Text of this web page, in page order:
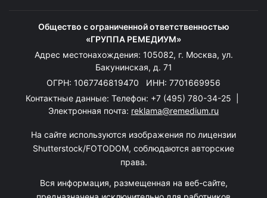
Общество с ограниченной ответственностью
«ГРУППА РЕМЕДИУМ»
Адрес местонахождения: 105082, г. Москва, ул.
Бакунинская, д. 71
ОГРН: 1067746819470 ИНН: 7701669956
Контактные данные: Телефон: +7 (495) 780-34-25
Электронная почта: reklama@remedium.ru
На сайте используются изображения по лицензии
Shutterstock/FOTODOM, соблюдаются авторские
права.
Вся информация, размещенная на веб-сайте,